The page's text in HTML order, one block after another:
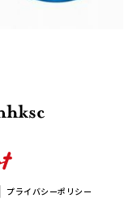
プライバシーポリシー